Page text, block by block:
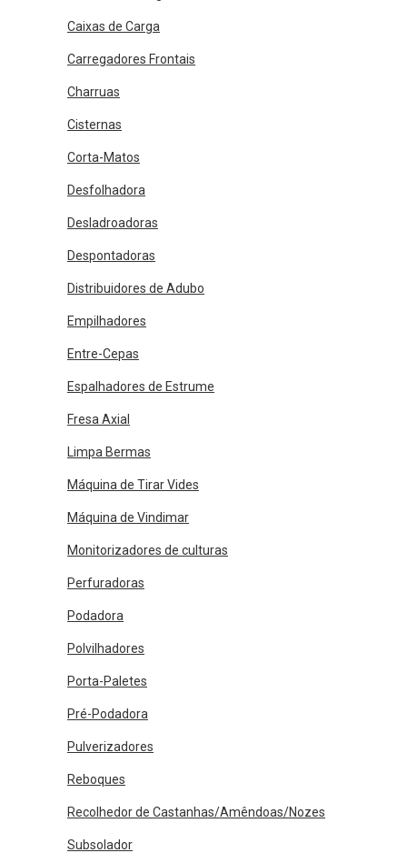
Caixas de Carga
Carregadores Frontais
Charruas
Cisternas
Corta-Matos
Desfolhadora
Desladroadoras
Despontadoras
Distribuidores de Adubo
Empilhadores
Entre-Cepas
Espalhadores de Estrume
Fresa Axial
Limpa Bermas
Máquina de Tirar Vides
Máquina de Vindimar
Monitorizadores de culturas
Perfuradoras
Podadora
Polvilhadores
Porta-Paletes
Pré-Podadora
Pulverizadores
Reboques
Recolhedor de Castanhas/Amêndoas/Nozes
Subsolador